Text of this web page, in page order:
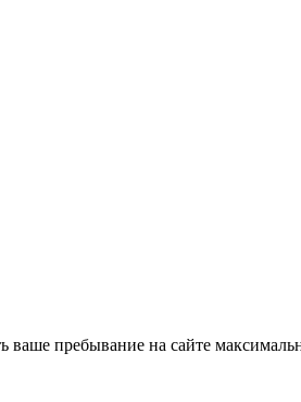
ваше пребывание на сайте